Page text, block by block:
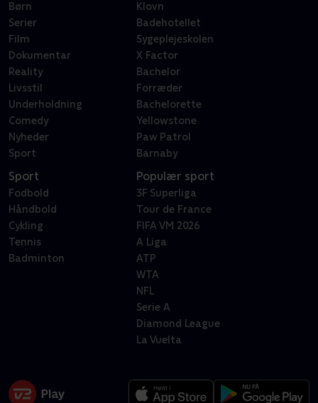
Børn
Serier
Film
Dokumentar
Reality
Livsstil
Underholdning
Comedy
Nyheder
Sport
Klovn
Badehotellet
Sygeplejeskolen
X Factor
Bachelor
Forræder
Bachelorette
Yellowstone
Paw Patrol
Barnaby
Sport
Fodbold
Håndbold
Cykling
Tennis
Badminton
Populær sport
3F Superliga
Tour de France
FIFA VM 2026
A Liga
ATP
WTA
NFL
Serie A
Diamond League
La Vuelta